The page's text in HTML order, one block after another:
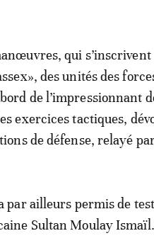
qui
des unités des
de l’impressionnant
exercices tactiques,
de défense, relayé
par ailleurs permis de
Sultan Moulay Ismaïl.